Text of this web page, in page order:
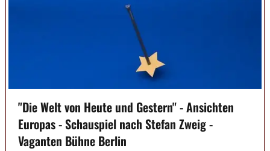
"Die Welt von Heute und Gestern" - Ansichten
Europas - Schauspiel nach Stefan Zweig -
Vaganten Bühne Berlin